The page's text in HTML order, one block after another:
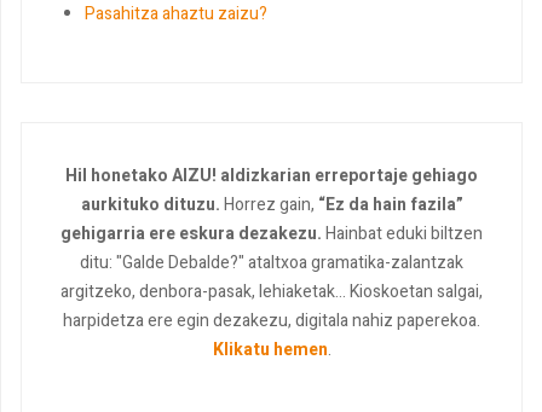
Pasahitza ahaztu zaizu?
Hil honetako AIZU! aldizkarian erreportaje gehiago
aurkituko dituzu.Horrez gain, “Ez da hain fazila”
gehigarria ere eskura dezakezu.Hainbat eduki biltzen
ditu: "Galde Debalde?" ataltxoa gramatika-zalantzak
argitzeko, denbora-pasak, lehiaketak... Kioskoetan salgai,
harpidetza ere egin dezakezu, digitala nahiz paperekoa.
Klikatu hemen.